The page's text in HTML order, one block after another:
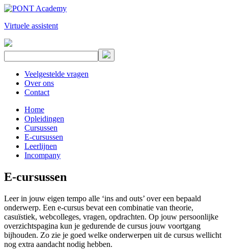
Virtuele assistent
Veelgestelde vragen
Over ons
Contact
Home
Opleidingen
Cursussen
E-cursussen
Leerlijnen
Incompany
E-cursussen
Leer in jouw eigen tempo alle ‘ins and outs’ over een bepaald
onderwerp. Een e-cursus bevat een combinatie van theorie,
casuïstiek, webcolleges, vragen, opdrachten. Op jouw persoonlijke
overzichtspagina kun je gedurende de cursus jouw voortgang
bijhouden. Zo zie je goed welke onderwerpen uit de cursus wellicht
nog extra aandacht nodig hebben.